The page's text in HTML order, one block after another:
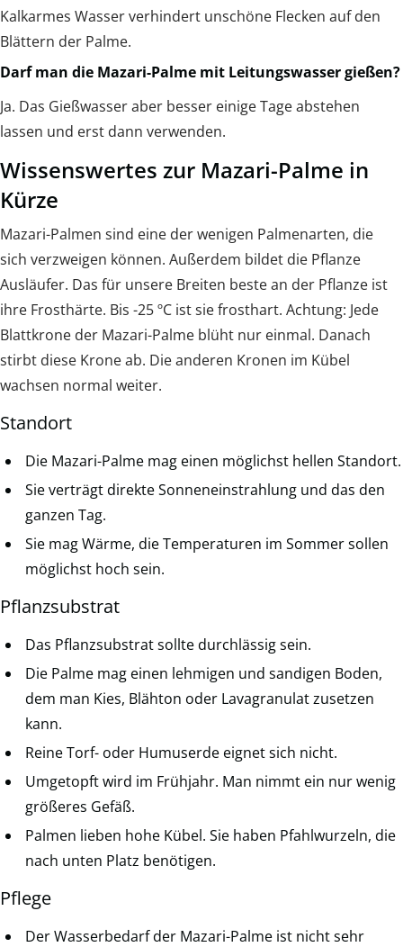
Kalkarmes Wasser verhindert unschöne Flecken auf den
Blättern der Palme.
Darf man die Mazari-Palme mit Leitungswasser gießen?
Ja. Das Gießwasser aber besser einige Tage abstehen
lassen und erst dann verwenden.
Wissenswertes zur Mazari-Palme in
Kürze
Mazari-Palmen sind eine der wenigen Palmenarten, die
sich verzweigen können. Außerdem bildet die Pflanze
Ausläufer. Das für unsere Breiten beste an der Pflanze ist
ihre Frosthärte. Bis -25 ºC ist sie frosthart. Achtung: Jede
Blattkrone der Mazari-Palme blüht nur einmal. Danach
stirbt diese Krone ab. Die anderen Kronen im Kübel
wachsen normal weiter.
Standort
Die Mazari-Palme mag einen möglichst hellen Standort.
Sie verträgt direkte Sonneneinstrahlung und das den
ganzen Tag.
Sie mag Wärme, die Temperaturen im Sommer sollen
möglichst hoch sein.
Pflanzsubstrat
Das Pflanzsubstrat sollte durchlässig sein.
Die Palme mag einen lehmigen und sandigen Boden,
dem man Kies, Blähton oder Lavagranulat zusetzen
kann.
Reine Torf- oder Humuserde eignet sich nicht.
Umgetopft wird im Frühjahr. Man nimmt ein nur wenig
größeres Gefäß.
Palmen lieben hohe Kübel. Sie haben Pfahlwurzeln, die
nach unten Platz benötigen.
Pflege
Der Wasserbedarf der Mazari-Palme ist nicht sehr